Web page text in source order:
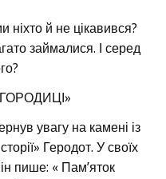
й не цікавився?
займалися. І серед
увагу на камені із
Геродот. У своїх
пише: « Пам’яток